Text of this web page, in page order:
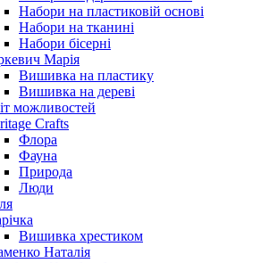
Набори на пластиковій основі
Набори на тканині
Набори бісерні
Марія
Вишивка на пластику
Вишивка на дереві
можливостей
Crafts
Флора
Фауна
Природа
Люди
Вишивка хрестиком
Наталія